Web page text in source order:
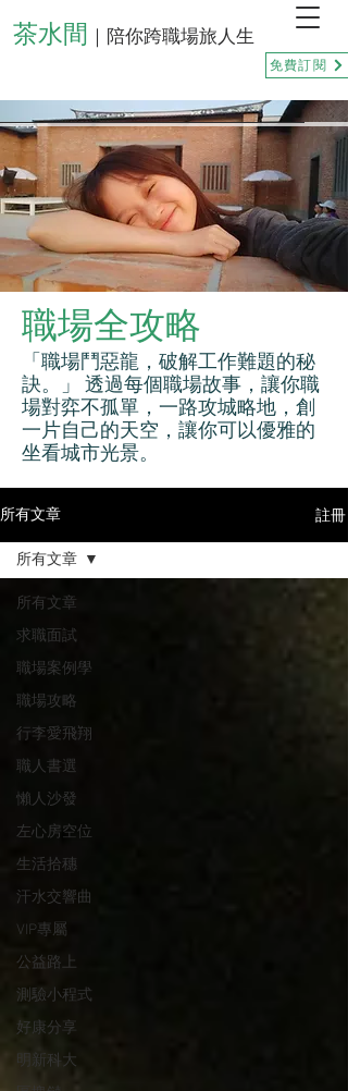
茶水間 ｜陪你跨職場旅人生
免費訂閱
職場全攻略
「職場鬥惡龍，破解工作難題的秘
訣。」 透過每個職場故事，讓你職
場對弈不孤單，一路攻城略地，創
一片自己的天空，讓你可以優雅的
坐看城市光景。
所有文章 註冊
所有文章
求職面試
職場案例學
職場攻略
行李愛飛翔
職人書選
懶人沙發
左心房空位
生活拾穗
汗水交響曲
VIP專屬
公益路上
測驗小程式
好康分享
明新科大
所有文章